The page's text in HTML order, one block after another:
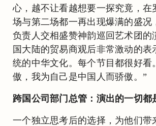
心，越不让看越想要一探究竟，在
场与第二场都一再出现爆满的盛况
负责人交相盛赞神韵巡回艺术团的
国大陆的贸易商观后非常激动的表
统的中华文化。每个节目都很好看
傲，我为自己是中国人而骄傲。”
跨国公司部门总管：演出的一切都
一个独立思考后的选择，为他们带